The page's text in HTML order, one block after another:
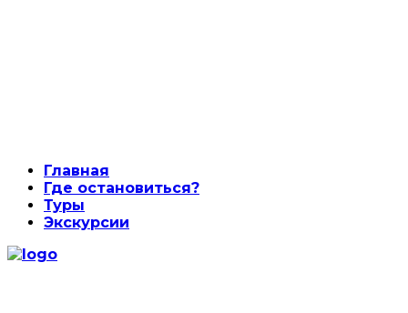
Главная
Где остановиться?
Туры
Экскурсии